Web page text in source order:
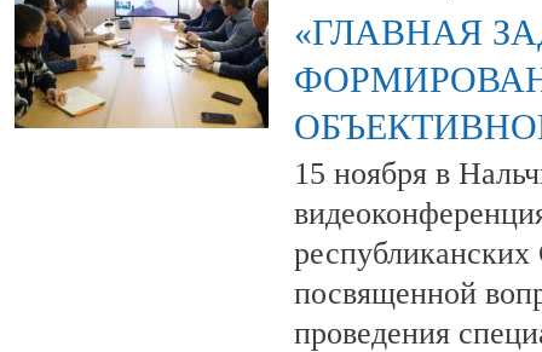
«ГЛАВНАЯ
15 ноября в
посвященной
проведения